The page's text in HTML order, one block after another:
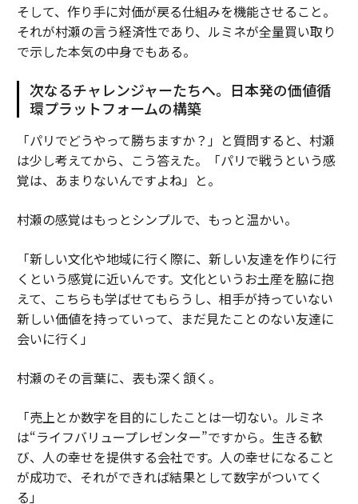
そして、作り手に対価が戻る仕組みを機能させること。
それが村瀬の言う経済性であり、ルミネが全量買い取り
で示した本気の中身でもある。
次なるチャレンジャーたちへ。日本発の価値循
環プラットフォームの構築
「パリでどうやって勝ちますか？」と質問すると、村瀬
は少し考えてから、こう答えた。「パリで戦うという感
覚は、あまりないんですよね」と。
村瀬の感覚はもっとシンプルで、もっと温かい。
「新しい文化や地域に行く際に、新しい友達を作りに行
くという感覚に近いんです。文化というお土産を脇に抱
えて、こちらも学ばせてもらうし、相手が持っていない
新しい価値を持っていって、まだ見たことのない友達に
会いに行く」
村瀬のその言葉に、表も深く頷く。
「売上とか数字を目的にしたことは一切ない。ルミネ
は“ライフバリュープレゼンター”ですから。生きる歓
び、人の幸せを提供する会社です。人の幸せになること
が成功で、それができれば結果として数字がついてく
る」